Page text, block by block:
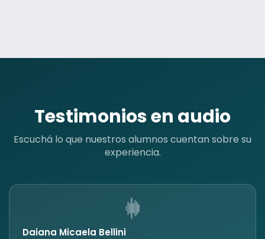
Testimonios en audio
Escuchá lo que nuestros alumnos cuentan sobre su
experiencia.
Daiana Micaela Bellini